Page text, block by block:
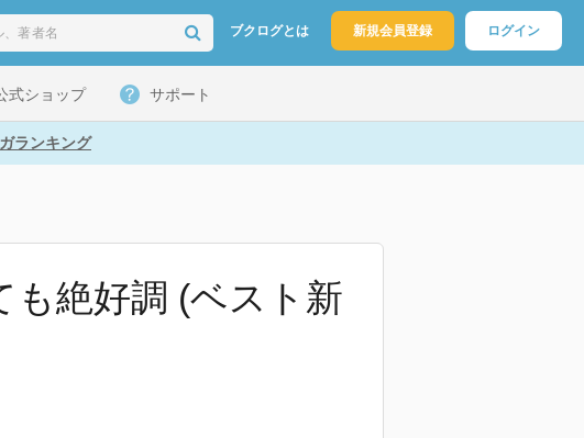
ブクログとは 新規会員登録 ログイン
式ショップ サポート
ランキング
も絶好調 (ベスト新